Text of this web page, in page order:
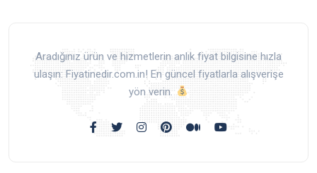
Aradığınız ürün ve hizmetlerin anlık fiyat bilgisine hızla
ulaşın: Fiyatinedir.com.in! En güncel fiyatlarla alışverişe
yön verin.